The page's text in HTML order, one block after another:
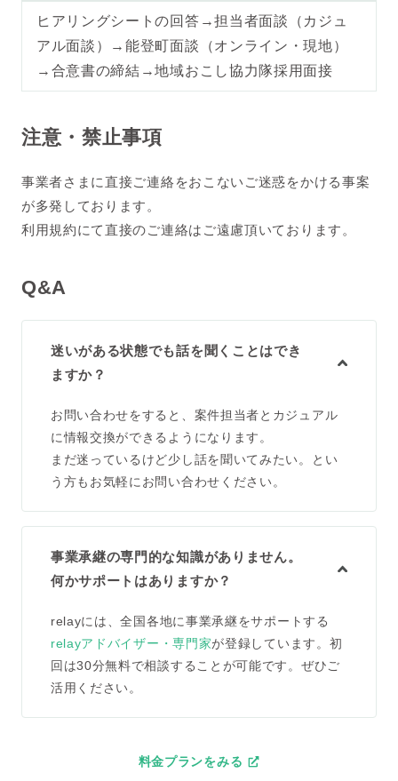
ヒアリングシートの回答→担当者面談（カジュ
アル面談）→能登町面談（オンライン・現地）
→合意書の締結→地域おこし協力隊採用面接
注意・禁止事項
事業者さまに直接ご連絡をおこないご迷惑をかける事案
が多発しております。
利用規約にて直接のご連絡はご遠慮頂いております。
Q&A
迷いがある状態でも話を聞くことはでき
ますか？
お問い合わせをすると、案件担当者とカジュアル
に情報交換ができるようになります。
まだ迷っているけど少し話を聞いてみたい。とい
う方もお気軽にお問い合わせください。
事業承継の専門的な知識がありません。
何かサポートはありますか？
relayには、全国各地に事業承継をサポートする
relayアドバイザー・専門家が登録しています。初
回は30分無料で相談することが可能です。ぜひご
活用ください。
料金プランをみる